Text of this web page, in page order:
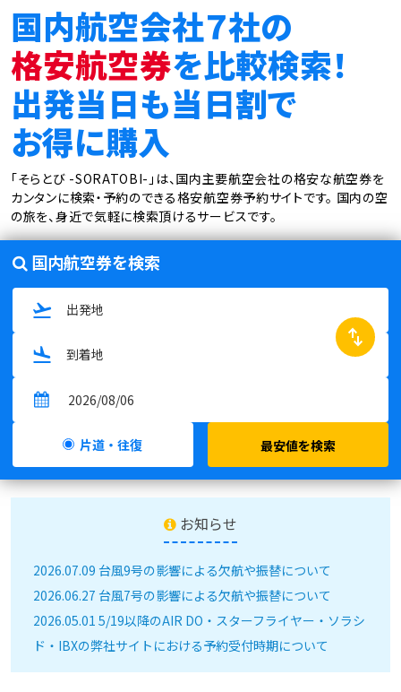
国内航空会社７社の
格安航空券を比較検索！
出発当日も当日割で
お得に購入
「そらとび -SORATOBI-」は、国内主要航空会社の格安な航空券を
カンタンに検索・予約のできる格安航空券予約サイトです。 国内の空
の旅を、身近で気軽に検索頂けるサービスです。
国内航空券を検索
swap_horiz
片道・往復 最安値を検索
お知らせ
2026.07.09 台風9号の影響による欠航や振替について
2026.06.27 台風7号の影響による欠航や振替について
2026.05.01 5/19以降のAIR DO・スターフライヤー・ソラシ
ド・IBXの弊社サイトにおける予約受付時期について